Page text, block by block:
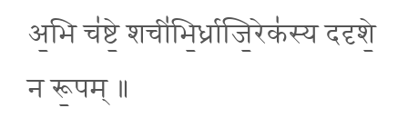
अ॒भि च॑ष्टे॒ शची॑भि॒र्ध्राजि॒रेक॑स्य ददृशे॒
न रू॒पम् ॥